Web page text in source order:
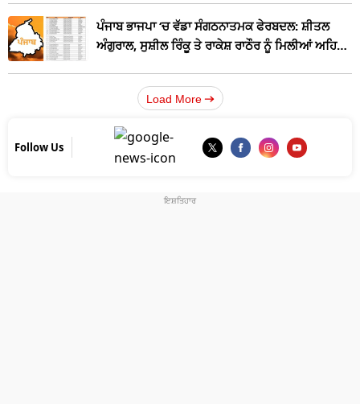
ਪੰਜਾਬ ਭਾਜਪਾ ‘ਚ ਵੱਡਾ ਸੰਗਠਨਾਤਮਕ ਫੇਰਬਦਲ: ਸ਼ੀਤਲ
ਅੰਗੁਰਾਲ, ਸੁਸ਼ੀਲ ਰਿੰਕੂ ਤੇ ਰਾਕੇਸ਼ ਰਾਠੌਰ ਨੂੰ ਮਿਲੀਆਂ ਅਹਿਮ
Load More
Follow Us